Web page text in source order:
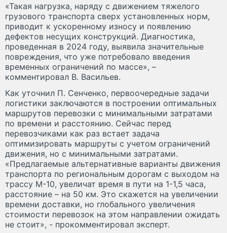
«Такая нагрузка, наряду с движением тяжелого
грузового транспорта сверх установленных норм,
приводит к ускоренному износу и появлению
дефектов несущих конструкций. Диагностика,
проведенная в 2024 году, выявила значительные
повреждения, что уже потребовало введения
временных ограничений по массе», –
комментировал В. Васильев.
Как уточнил П. Сенченко, первоочередные задачи
логистики заключаются в построении оптимальных
маршрутов перевозки с минимальными затратами
по времени и расстоянию. Сейчас перед
перевозчиками как раз встает задача
оптимизировать маршруты с учетом ограничений
движения, но с минимальными затратами.
«Предлагаемые альтернативные варианты движения
транспорта по региональным дорогам с выходом на
трассу М-10, увеличат время в пути на 1-1,5 часа,
расстояние – на 50 км. Это скажется на увеличении
времени доставки, но глобального увеличения
стоимости перевозок на этом направлении ожидать
не стоит», - прокомментировал эксперт.